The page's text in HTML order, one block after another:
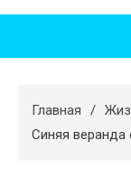
Худеем
Главная
Синяя веранда